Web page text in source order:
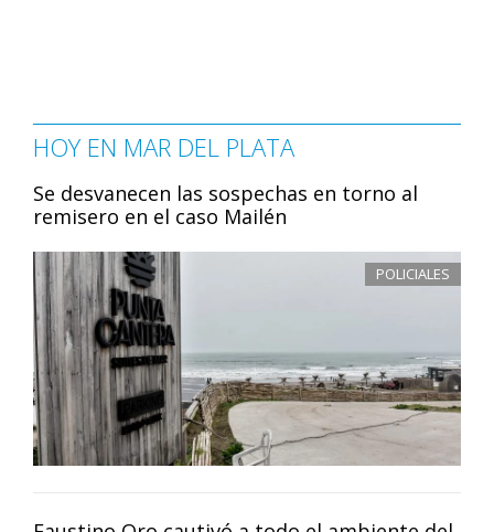
HOY EN MAR DEL PLATA
Se desvanecen las sospechas en torno al
remisero en el caso Mailén
POLICIALES